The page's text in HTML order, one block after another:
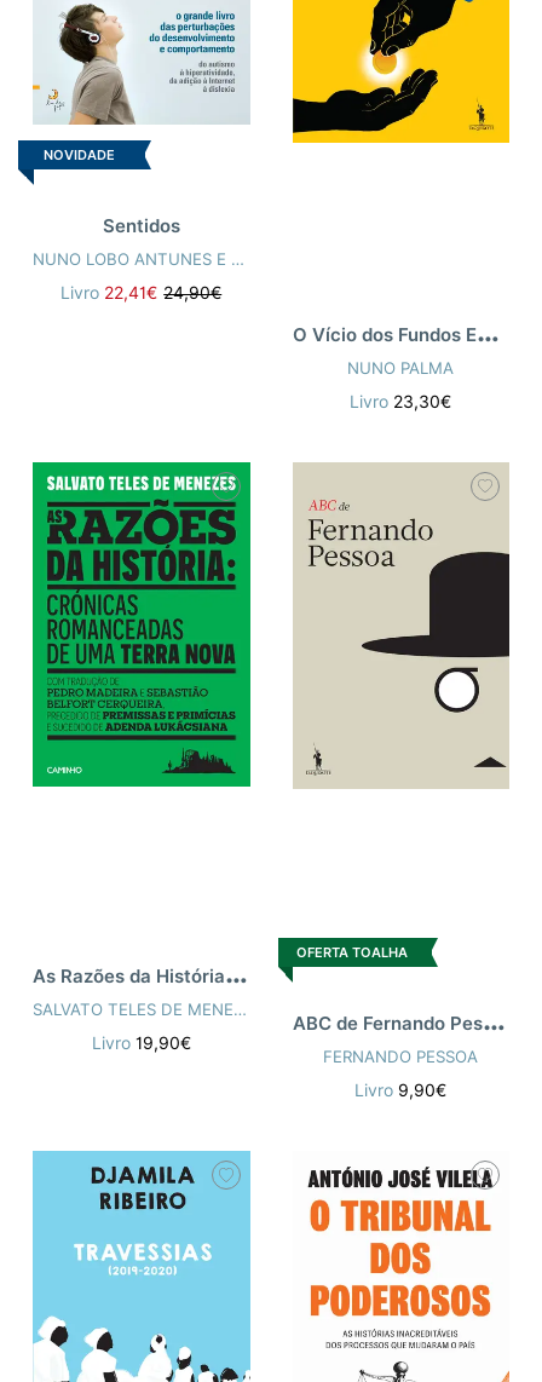
NOVIDADE
Sentidos
NUNO LOBO ANTUNES E A EQUIPA TÉCNICA PIN
Livro 22,41€ 24,90€
O
Vício dos Fundos Europeus
NUNO PALMA
Livro 23,30€
A
s Razões da História: Crónicas Romanceadas de Uma Terra Nova
SALVATO TELES DE MENEZES
Livro 19,90€
OFERTA TOALHA
A
BC de Fernando Pessoa
FERNANDO PESSOA
Livro 9,90€